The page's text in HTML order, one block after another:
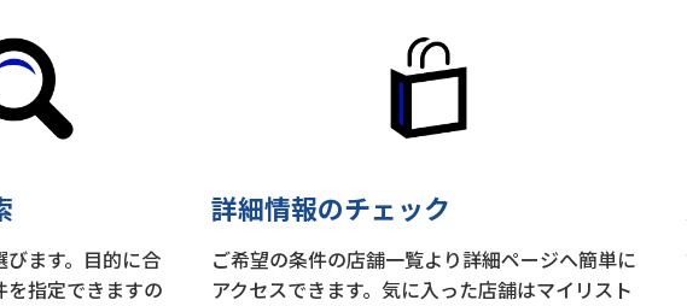
びます。目的に合
を指定できますの
詳細情報のチェック
ご希望の条件の店舗一覧より詳細ページへ簡単に
アクセスできます。気に入った店舗はマイリスト